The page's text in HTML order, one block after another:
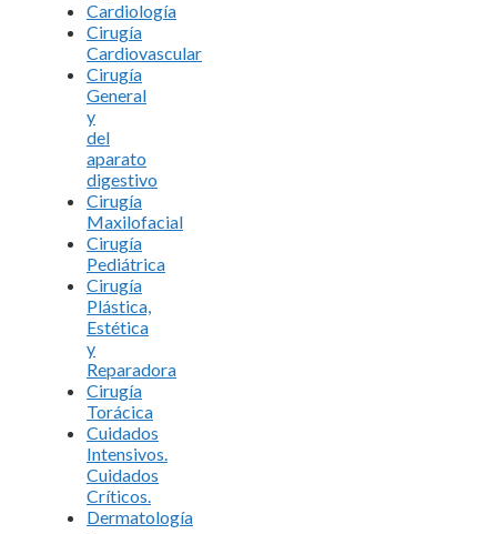
Cardiología
Cirugía
Cardiovascular
Cirugía
General
y
del
aparato
digestivo
Cirugía
Maxilofacial
Cirugía
Pediátrica
Cirugía
Plástica,
Estética
y
Reparadora
Cirugía
Torácica
Cuidados
Intensivos.
Cuidados
Críticos.
Dermatología